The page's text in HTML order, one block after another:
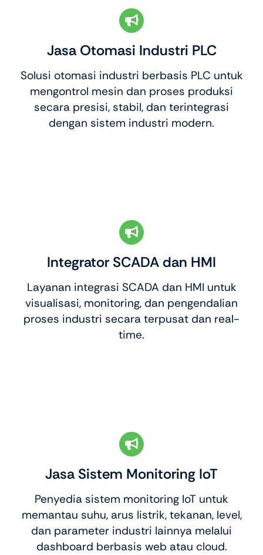
Jasa Otomasi Industri PLC
Solusi otomasi industri berbasis PLC untuk
mengontrol mesin dan proses produksi
secara presisi, stabil, dan terintegrasi
dengan sistem industri modern.
Integrator SCADA dan HMI
Layanan integrasi SCADA dan HMI untuk
visualisasi, monitoring, dan pengendalian
proses industri secara terpusat dan real-
time.
Jasa Sistem Monitoring IoT
Penyedia sistem monitoring IoT untuk
memantau suhu, arus listrik, tekanan, level,
dan parameter industri lainnya melalui
dashboard berbasis web atau cloud.